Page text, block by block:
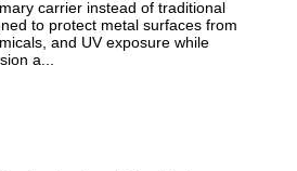
carrier instead of traditional
to protect metal surfaces from
and UV exposure while
a...